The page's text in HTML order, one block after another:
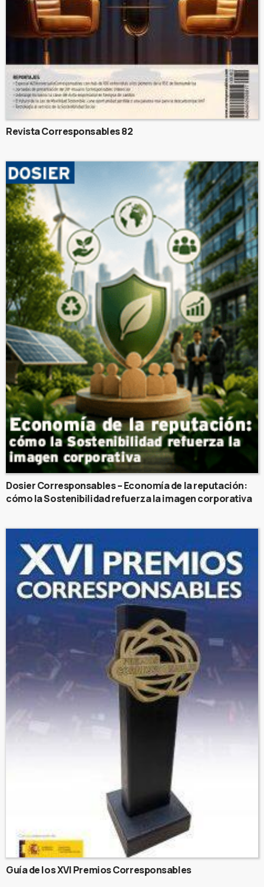
Revista Corresponsables 82
Dosier Corresponsables – Economía de la reputación:
cómo la Sostenibilidad refuerza la imagen corporativa
Guía de los XVI Premios Corresponsables